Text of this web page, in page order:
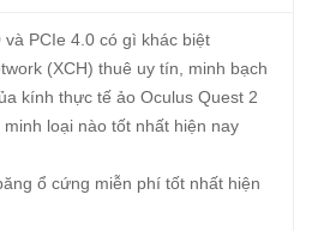
PCIe 4.0 có gì khác biệt
(XCH) thuê uy tín, minh bạch
kính thực tế ảo Oculus Quest 2
loại nào tốt nhất hiện nay
ổ cứng miễn phí tốt nhất hiện